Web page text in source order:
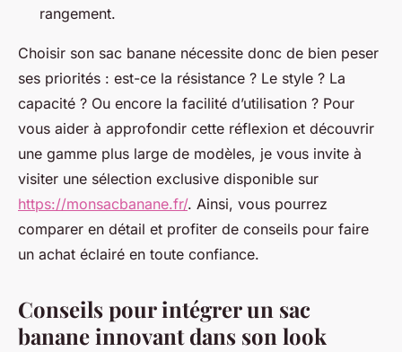
rangement.
Choisir son sac banane nécessite donc de bien peser
ses priorités : est-ce la résistance ? Le style ? La
capacité ? Ou encore la facilité d’utilisation ? Pour
vous aider à approfondir cette réflexion et découvrir
une gamme plus large de modèles, je vous invite à
visiter une sélection exclusive disponible sur
https://monsacbanane.fr/. Ainsi, vous pourrez
comparer en détail et profiter de conseils pour faire
un achat éclairé en toute confiance.
Conseils pour intégrer un sac
banane innovant dans son look